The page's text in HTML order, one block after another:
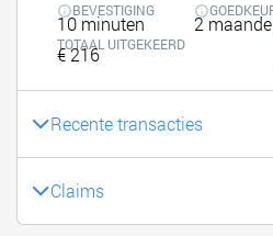
BEVESTIGING
10 minuten 2
TOTAAL UITGEKEERD
€ 216
Recente transacties
Claims